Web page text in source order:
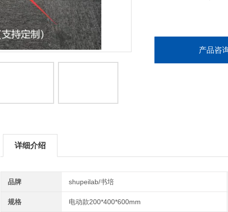
产品咨
详细介绍
品牌 shupeilab/书培
规格 电动款200*400*600mm